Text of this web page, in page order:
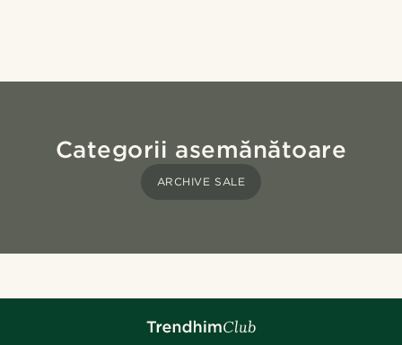
Categorii asemănătoare
ARCHIVE SALE